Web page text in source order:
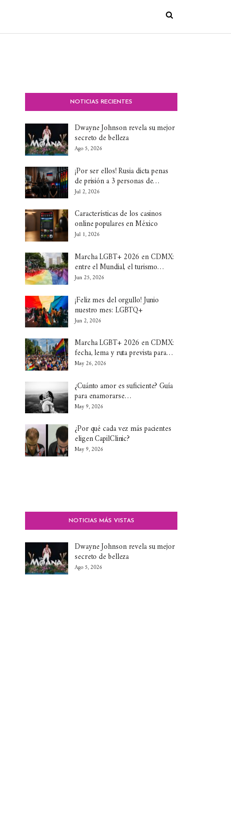
NOTICIAS RECIENTES
Dwayne Johnson revela su mejor
secreto de belleza
Ago 5, 2026
¡Por ser ellos! Rusia dicta penas
de prisión a 3 personas de…
Jul 2, 2026
Características de los casinos
online populares en México
Jul 1, 2026
Marcha LGBT+ 2026 en CDMX:
entre el Mundial, el turismo…
Jun 25, 2026
¡Feliz mes del orgullo! Junio
nuestro mes: LGBTQ+
Jun 2, 2026
Marcha LGBT+ 2026 en CDMX:
fecha, lema y ruta prevista para…
May 26, 2026
¿Cuánto amor es suficiente? Guía
para enamorarse…
May 9, 2026
¿Por qué cada vez más pacientes
eligen CapilClinic?
May 9, 2026
NOTICIAS MÁS VISTAS
Dwayne Johnson revela su mejor
secreto de belleza
Ago 5, 2026